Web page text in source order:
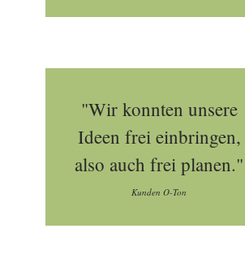
"Wir konnten unsere
Ideen frei einbringen,
also auch frei planen."
Kunden O-Ton